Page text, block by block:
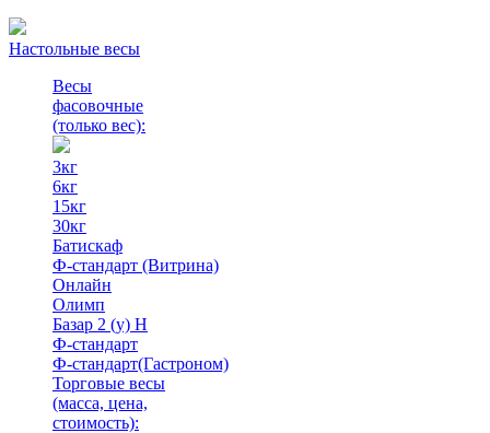
Настольные весы
Весы
фасовочные
(только вес):
3кг
6кг
15кг
30кг
Батискаф
Ф-стандарт (Витрина)
Онлайн
Олимп
Базар 2 (у) Н
Ф-стандарт
Ф-стандарт(Гастроном)
Торговые весы
(масса, цена,
стоимость):